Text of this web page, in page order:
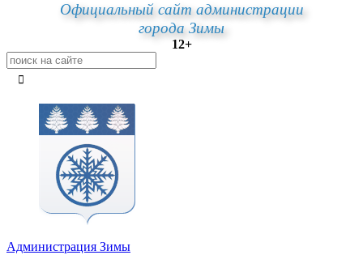
Официальный сайт администрации
города Зимы
12+
Администрация Зимы